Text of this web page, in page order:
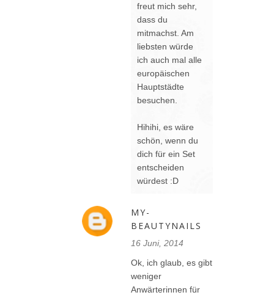
freut mich sehr,
dass du
mitmachst. Am
liebsten würde
ich auch mal alle
europäischen
Hauptstädte
besuchen.
Hihihi, es wäre
schön, wenn du
dich für ein Set
entscheiden
würdest :D
MY-
BEAUTYNAILS
16 Juni, 2014
Ok, ich glaub, es gibt
weniger
Anwärterinnen für